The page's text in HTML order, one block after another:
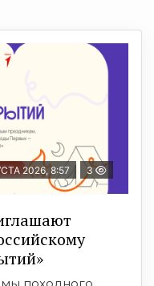
2026, 8:57 3